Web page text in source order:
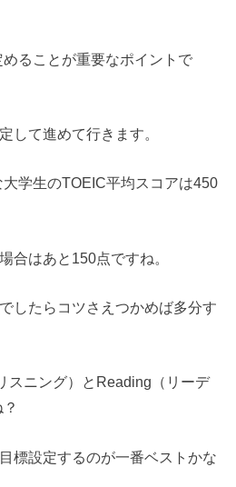
ることが重要なポイントで
して進めて行きます。
学生のTOEIC平均スコアは450
合はあと150点ですね。
したらコツさえつかめば多分す
スニング）とReading（リーデ
標設定するのが一番ベストかな